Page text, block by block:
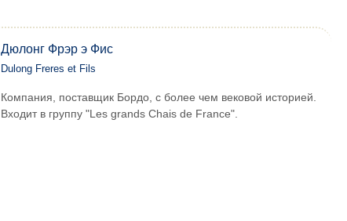
Дюлонг Фрэр э Фис
Dulong Freres et Fils
Компания, поставщик Бордо, с более чем вековой историей.
Входит в группу "Les grands Chais de France".